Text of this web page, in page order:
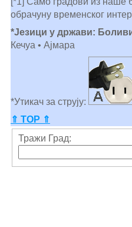
обрачуну временског
*Језици у држави:
Кечуа • Ајмара
*Утикач за струју:
⇑ TOP ⇑
Тражи Град: